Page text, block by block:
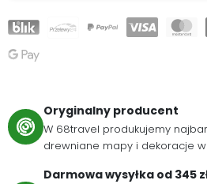
Oryginalny producent
W 68travel produkujemy
drewniane mapy i dekoracje
Darmowa wysyłka od 345